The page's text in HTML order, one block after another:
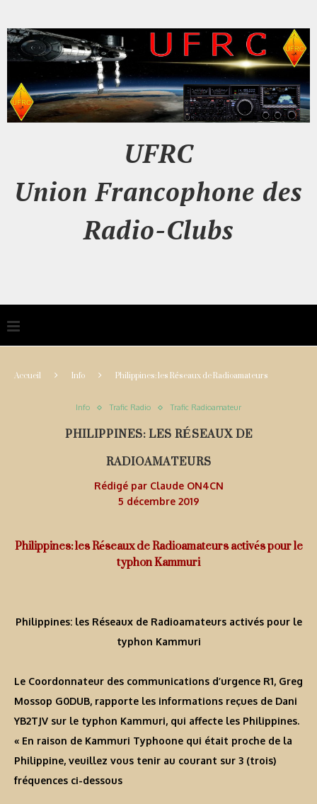
UFRC
Union Francophone des
Radio-Clubs
Accueil Info Philippines: les Réseaux de Radioamateurs
Info Trafic Radio Trafic Radioamateur
PHILIPPINES: LES RÉSEAUX DE
RADIOAMATEURS
Rédigé par Claude ON4CN
5 décembre 2019
Philippines: les Réseaux de Radioamateurs activés pour le
typhon Kammuri
Philippines: les Réseaux de Radioamateurs activés pour le
typhon Kammuri
Le Coordonnateur des communications d’urgence R1, Greg
Mossop G0DUB, rapporte les informations reçues de Dani
YB2TJV sur le typhon Kammuri, qui affecte les Philippines.
« En raison de Kammuri Typhoone qui était proche de la
Philippine, veuillez vous tenir au courant sur 3 (trois)
fréquences ci-dessous